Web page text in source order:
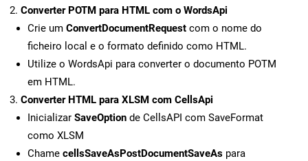
Converter POTM para HTML com o WordsApi
Crie um ConvertDocumentRequest com o nome do
ficheiro local e o formato definido como HTML.
Utilize o WordsApi para converter o documento POTM
em HTML.
Converter HTML para XLSM com CellsApi
Inicializar SaveOption de CellsAPI com SaveFormat
como XLSM
Chame cellsSaveAsPostDocumentSaveAs para